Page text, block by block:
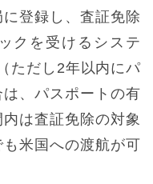
登録し、査証免除
クを受けるシステ
ただし2年以内にパ
、パスポートの有
は査証免除の対象
米国への渡航が可